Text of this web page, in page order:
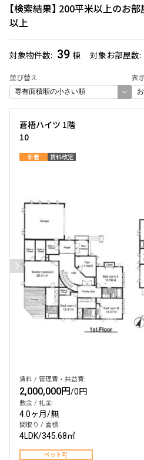
検索結果 200平米以上のお部
以上
対象物件数 39 棟 対象お部屋数
並び替え 表
入居可能日
より詳細な絞り込み
建物施設やお部屋の設備、方位、階
できます
検索対象お部
39
お部屋を再検索
蒼梧ハイツ 1階
10
新着 賃料改定
賃料 / 管理費・共益費:
2,000,000円/0円
敷金 / 礼金:
4.0ヶ月/無
間取り / 面積:
4LDK/345.68㎡
ペット可